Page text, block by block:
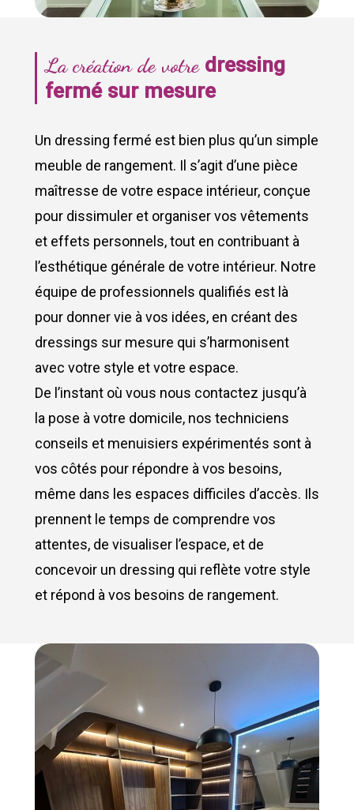
La création de votre dressing
fermé sur mesure
Un dressing fermé est bien plus qu’un simple
meuble de rangement. Il s’agit d’une pièce
maîtresse de votre espace intérieur, conçue
pour dissimuler et organiser vos vêtements
et effets personnels, tout en contribuant à
l’esthétique générale de votre intérieur. Notre
équipe de professionnels qualifiés est là
pour donner vie à vos idées, en créant des
dressings sur mesure qui s’harmonisent
avec votre style et votre espace.
De l’instant où vous nous contactez jusqu’à
la pose à votre domicile, nos techniciens
conseils et menuisiers expérimentés sont à
vos côtés pour répondre à vos besoins,
même dans les espaces difficiles d’accès. Ils
prennent le temps de comprendre vos
attentes, de visualiser l’espace, et de
concevoir un dressing qui reflète votre style
et répond à vos besoins de rangement.